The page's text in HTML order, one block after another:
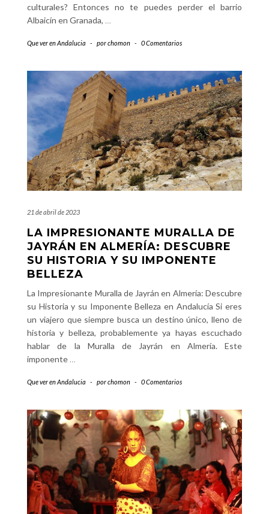
culturales? Entonces no te puedes perder el barrio
Albaicín en Granada, …
Que ver en Andalucia - porchomon - 0 Comentarios
21 de abril de 2023
LA IMPRESIONANTE MURALLA DE
JAYRÁN EN ALMERÍA: DESCUBRE
SU HISTORIA Y SU IMPONENTE
BELLEZA
La Impresionante Muralla de Jayrán en Almería: Descubre
su Historia y su Imponente Belleza en Andalucía Si eres
un viajero que siempre busca un destino único, lleno de
historia y belleza, probablemente ya hayas escuchado
hablar de la Muralla de Jayrán en Almería. Este
imponente …
Que ver en Andalucia - porchomon - 0 Comentarios